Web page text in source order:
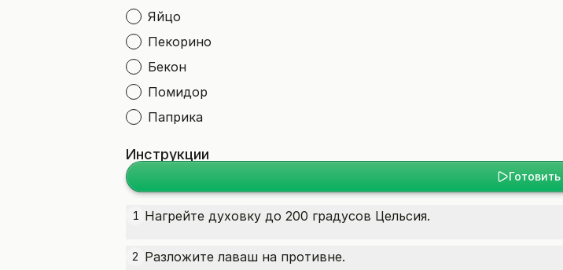
Яйцо
Пекорино
Бекон
Помидор
Паприка
Инструкции
Готовить
1 Нагрейте духовку до 200 градусов Цельсия.
2 Разложите лаваш на противне.